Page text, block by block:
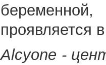
проявляется
Alcyone -